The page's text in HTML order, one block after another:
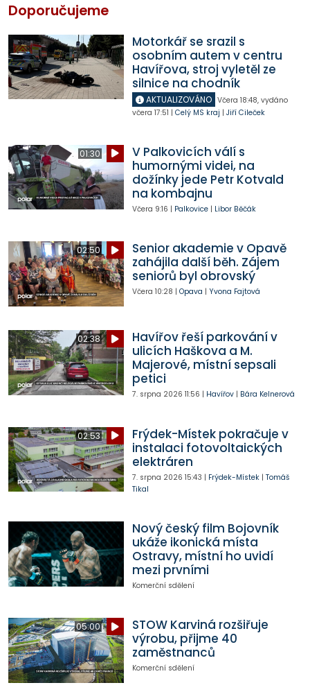
Doporučujeme
Motorkář se srazil s
osobním autem v centru
Havířova, stroj vyletěl ze
silnice na chodník
AKTUALIZOVÁNO Včera 18:48, vydáno
včera 17:51 | Celý MS kraj | Jiří Cileček
01:30
V Palkovicích válí s
humornými videi, na
dožínky jede Petr Kotvald
na kombajnu
Včera 9:16 | Palkovice| Libor Běčák
02:50
Senior akademie v Opavě
zahájila další běh. Zájem
seniorů byl obrovský
Včera 10:28 | Opava | Yvona Fajtová
02:38
Havířov řeší parkování v
ulicích Haškova a M.
Majerové, místní sepsali
petici
7. srpna 2026 11:56 | Havířov| Bára Kelnerová
02:53
Frýdek-Místek pokračuje v
instalaci fotovoltaických
elektráren
7. srpna 2026 15:43 | Frýdek-Místek| Tomáš
Tikal
Nový český film Bojovník
ukáže ikonická místa
Ostravy, místní ho uvidí
mezi prvními
Komerční sdělení
05:00
STOW Karviná rozšiřuje
výrobu, přijme 40
zaměstnanců
Komerční sdělení